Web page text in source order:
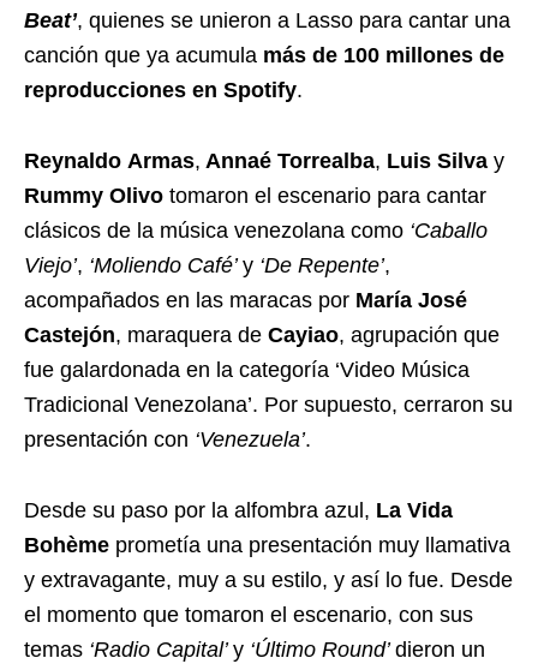
Beat’, quienes se unieron a Lasso para cantar una
canción que ya acumula más de 100 millones de
reproducciones en Spotify.
Reynaldo Armas, Annaé Torrealba, Luis Silva y
Rummy Olivo tomaron el escenario para cantar
clásicos de la música venezolana como ‘Caballo
Viejo’, ‘Moliendo Café’y ‘De Repente’,
acompañados en las maracas por María José
Castejón, maraquera de Cayiao, agrupación que
fue galardonada en la categoría ‘Video Música
Tradicional Venezolana’. Por supuesto, cerraron su
presentación con ‘Venezuela’.
Desde su paso por la alfombra azul, La Vida
Bohème prometía una presentación muy llamativa
y extravagante, muy a su estilo, y así lo fue. Desde
el momento que tomaron el escenario, con sus
temas ‘Radio Capital’y ‘Último Round’dieron un